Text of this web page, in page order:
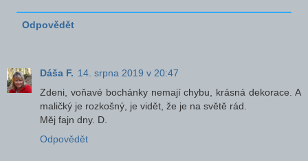
Odpovědět
Dáša F. 14. srpna 2019 v 20:47
Zdeni, voňavé bochánky nemají chybu, krásná dekorace. A
maličký je rozkošný, je vidět, že je na světě rád.
Měj fajn dny. D.
Odpovědět